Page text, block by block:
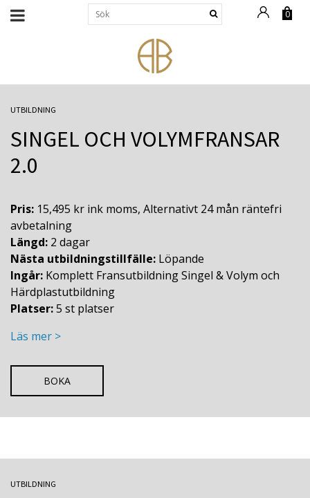
0
UTBILDNING
SINGEL OCH VOLYMFRANSAR
2.0
Pris: 15,495 kr ink moms, Alternativt 24 mån räntefri
avbetalning
Längd: 2 dagar
Nästa utbildningstillfälle: Löpande
Ingår: Komplett Fransutbildning Singel & Volym och
Härdplastutbildning
Platser:5 st platser
Läs mer >
BOKA
UTBILDNING